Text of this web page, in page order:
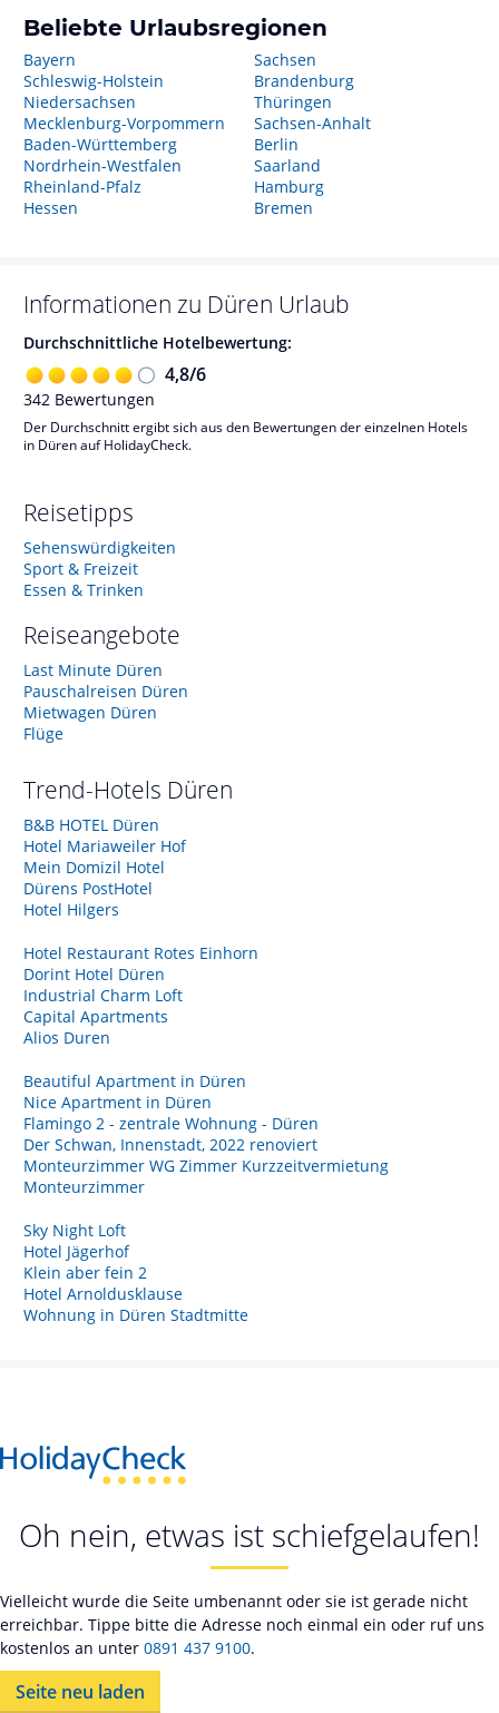
Beliebte Urlaubsregionen
Bayern
Schleswig-Holstein
Niedersachsen
Mecklenburg-Vorpommern
Baden-Württemberg
Nordrhein-Westfalen
Rheinland-Pfalz
Hessen
Sachsen
Brandenburg
Thüringen
Sachsen-Anhalt
Berlin
Saarland
Hamburg
Bremen
Informationen zu Düren Urlaub
Durchschnittliche Hotelbewertung:
4,8/6
342 Bewertungen
Der Durchschnitt ergibt sich aus den Bewertungen der einzelnen Hotels
in Düren auf HolidayCheck.
Reisetipps
Sehenswürdigkeiten
Sport & Freizeit
Essen & Trinken
Reiseangebote
Last Minute Düren
Pauschalreisen Düren
Mietwagen Düren
Flüge
Trend-Hotels Düren
B&B HOTEL Düren
Hotel Mariaweiler Hof
Mein Domizil Hotel
Dürens PostHotel
Hotel Hilgers
Hotel Restaurant Rotes Einhorn
Dorint Hotel Düren
Industrial Charm Loft
Capital Apartments
Alios Duren
Beautiful Apartment in Düren
Nice Apartment in Düren
Flamingo 2 - zentrale Wohnung - Düren
Der Schwan, Innenstadt, 2022 renoviert
Monteurzimmer WG Zimmer Kurzzeitvermietung
Monteurzimmer
Sky Night Loft
Hotel Jägerhof
Klein aber fein 2
Hotel Arnoldusklause
Wohnung in Düren Stadtmitte
Oh nein, etwas ist schiefgelaufen!
Vielleicht wurde die Seite umbenannt oder sie ist gerade nicht
erreichbar. Tippe bitte die Adresse noch einmal ein oder ruf uns
kostenlos an unter 0891 437 9100.
Seite neu laden